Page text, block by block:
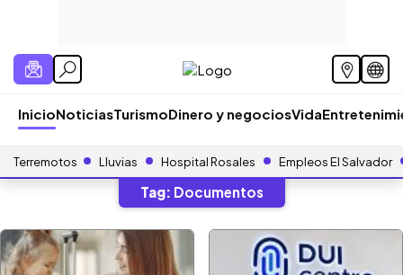
InicioNoticiasTurismoDinero y negociosVida
Terremotos Lluvias Hospital Rosales Empleos El Salvador
Tag: Documentos